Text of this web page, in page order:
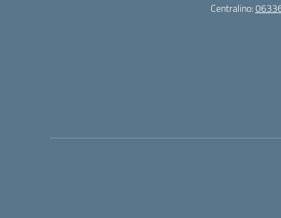
Centralino: